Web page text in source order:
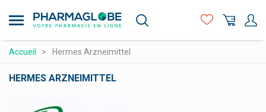
au
principal
Compléments alimentaires
Accueil Hermes Arzneimittel
HERMES ARZNEIMITTEL
Gillette
Giskit Md
Glaxosmithkline
Goki Baby